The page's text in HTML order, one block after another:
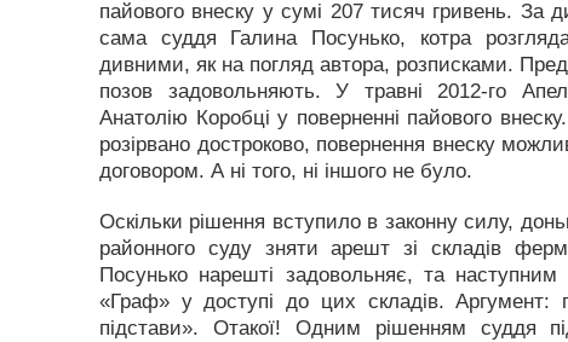
пайового внеску у сумі 207 тисяч гривень. За
сама суддя Галина Посунько, котра
дивними, як на погляд автора, розписками.
позов задовольняють. У травні 2012-го
Анатолію Коробці у поверненні пайового
розірвано достроково, повернення внеску
договором. А ні того, ні іншого не було.
Оскільки рішення вступило в законну силу,
районного суду зняти арешт зі складів
Посунько нарешті задовольняє, та
«Граф» у доступі до цих складів. Аргумент:
підстави». Отакої! Одним рішенням суддя